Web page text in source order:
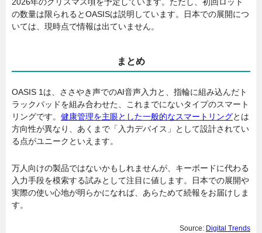
の数量は限られるとOASISは説明しています。日本での展開につ
いては、現時点で情報は出ていません。
まとめ
OASIS 1は、ささやき声でのAI音声入力と、指輪に組み込んだト
ラックパッドを組み合わせた、これまでにないタイプのスマート
リングです。 健康管理を主眼とした一般的なスマートリングとは
方向性が異なり、あくまで「入力デバイス」として設計されてい
る点がユニークといえます。
万人向けの製品ではないかもしれませんが、キーボードに代わる
入力手段を模索する試みとして注目に値します。日本での展開や
実際の使い心地が明らかになれば、あらためて続報をお届けしま
す。
Source: Digital Trends